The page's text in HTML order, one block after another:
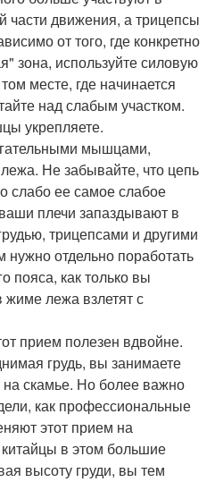
части движения, а трицепсы
от того, где конкретно
зона, используйте силовую
месте, где начинается
над слабым участком.
укрепляете.
мышцами,
Не забывайте, что цепь
слабо ее самое слабое
плечи запаздывают в
трицепсами и другими
отдельно поработать
пояса, как только вы
жиме лежа взлетят с
прием полезен вдвойне.
грудь, вы занимаете
скамье. Но более важно
как профессиональные
этот прием на
в этом большие
высоту груди, вы тем